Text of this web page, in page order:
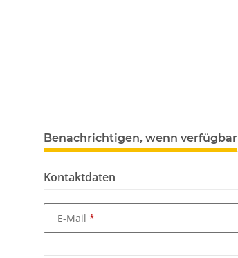
weitere Registerkarten anzeigen
Benachrichtigen, wenn verfügbar
Kontaktdaten
E-Mail